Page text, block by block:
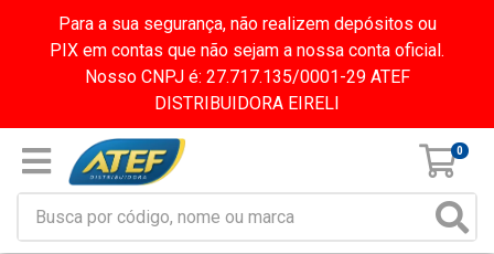
Para a sua segurança, não realizem depósitos ou
PIX em contas que não sejam a nossa conta oficial.
Nosso CNPJ é: 27.717.135/0001-29 ATEF
DISTRIBUIDORA EIRELI
0